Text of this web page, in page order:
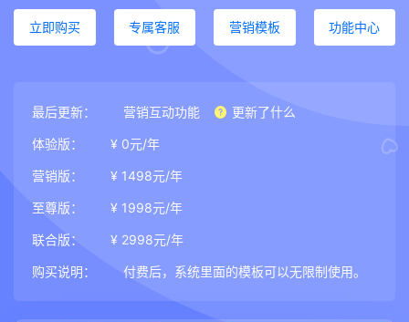
立即购买 专属客服 营销模板 功能中心
最后更新： 营销互动功能 更新了什么
体验版： ¥ 0元/年
营销版： ¥ 1498元/年
至尊版： ¥ 1998元/年
联合版： ¥ 2998元/年
购买说明： 付费后，系统里面的模板可以无限制使用。